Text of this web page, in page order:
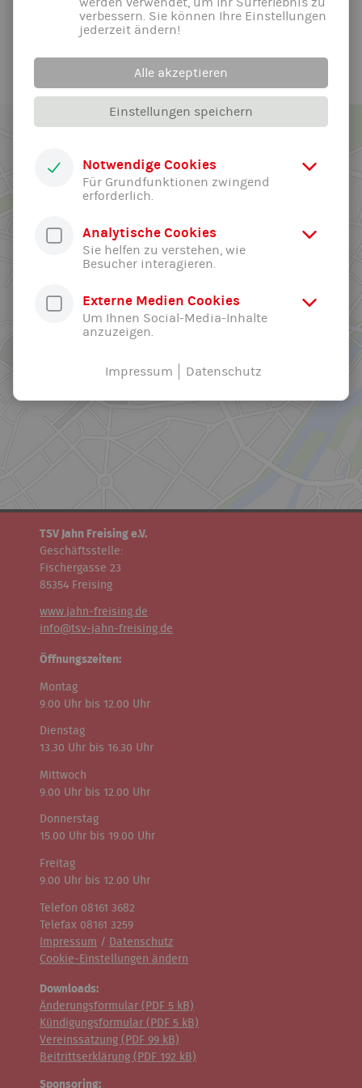
Alle News der Abteilung ...
TSV Jahn Freising e.V.
Geschäftsstelle:
Fischergasse 23
85354 Freising
www.jahn-freising.de
info@tsv-jahn-freising.de
Öffnungszeiten:
Montag
9.00 Uhr bis 12.00 Uhr
Dienstag
13.30 Uhr bis 16.30 Uhr
Mittwoch
9.00 Uhr bis 12.00 Uhr
Donnerstag
15.00 Uhr bis 19.00 Uhr
Freitag
9.00 Uhr bis 12.00 Uhr
Telefon 08161 3682
Telefax 08161 3259
Impressum / Datenschutz
Cookie-Einstellungen ändern
Downloads:
Änderungsformular ( PDF 5 kB)
Kündigungsformular ( PDF 5 kB)
Vereinssatzung ( PDF 99 kB)
Beitrittserklärung ( PDF 192 kB)
Sponsoring:
verbessern. Sie können Ihre Einstellungen
jederzeit ändern!
Alle akzeptieren
Einstellungen speichern
Notwendige Cookies
Für Grundfunktionen zwingend
erforderlich.
Analytische Cookies
Sie helfen zu verstehen, wie
Besucher interagieren.
Externe Medien Cookies
Um Ihnen Social-Media-Inhalte
anzuzeigen.
Impressum Datenschutz